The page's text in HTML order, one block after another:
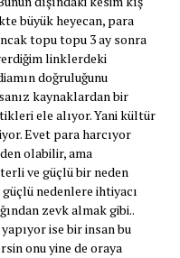
büyük heyecan, para
topu topu 3 ay sonra
linklerdeki
doğruluğunu
kaynaklardan bir
ele alıyor. Yani kültür
Evet para harcıyor
olabilir, ama
ve güçlü bir neden
nedenlere ihtiyacı
zevk almak gibi..
ise bir insan bu
onu yine de oraya